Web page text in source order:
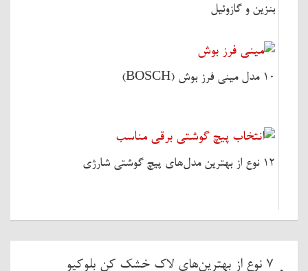
بنزین و گازوئیل
10 مدل مینی فرز بوش (BOSCH)
12 نوع از بهترین مدل‌های پیچ گوشتی شارژی
7 نوع از بهترین‌های لاک خشک کن بلوکیو